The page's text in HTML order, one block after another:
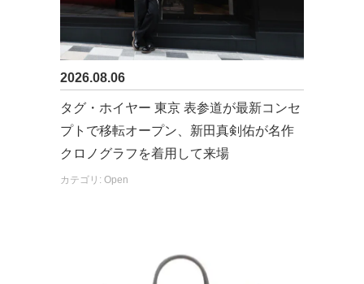
2026.08.06
タグ・ホイヤー 東京 表参道が最新コンセ
プトで移転オープン、新田真剣佑が名作
クロノグラフを着用して来場
カテゴリ: Open